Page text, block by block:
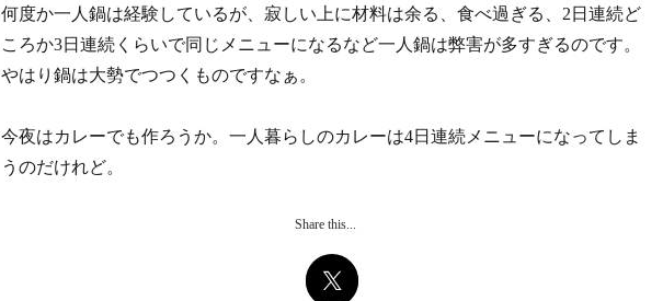
何度か一人鍋は経験しているが、寂しい上に材料は余る、食べ過ぎる、2日連続ど
ころか3日連続くらいで同じメニューになるなど一人鍋は弊害が多すぎるのです。
やはり鍋は大勢でつつくものですなぁ。
今夜はカレーでも作ろうか。一人暮らしのカレーは4日連続メニューになってしま
うのだけれど。
Share this...